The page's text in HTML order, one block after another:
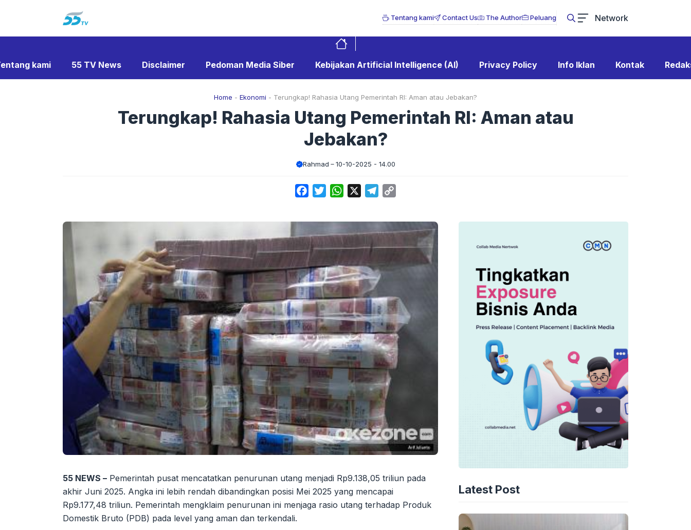
Tentang kami Contact Us The Author Peluang Network
kami 55 TV News Disclaimer Pedoman Media Siber Kebijakan Artificial Intelligence (AI) Privacy Policy Info Iklan Kontak
Home - Ekonomi - Terungkap! Rahasia Utang Pemerintah RI: Aman atau Jebakan?
Terungkap! Rahasia Utang Pemerintah RI: Aman atau
Jebakan?
Rahmad 10-10-2025 - 14.00
FacebookTwitterWhatsApp Telegram
55 NEWS – Pemerintah pusat mencatatkan penurunan utang menjadi Rp9.138,05 triliun pada
akhir Juni 2025. Angka ini lebih rendah dibandingkan posisi Mei 2025 yang mencapai
Rp9.177,48 triliun. Pemerintah mengklaim penurunan ini menjaga rasio utang terhadap Produk
Domestik Bruto (PDB) pada level yang aman dan terkendali.
Latest Post